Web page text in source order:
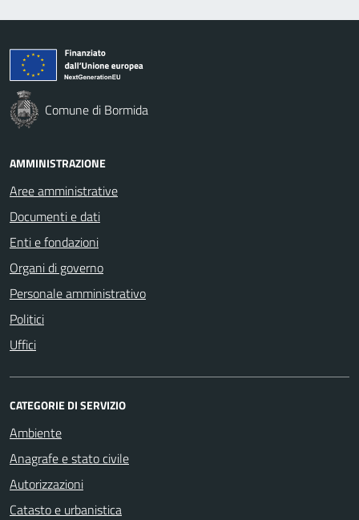
Comune di Bormida
AMMINISTRAZIONE
Aree amministrative
Documenti e dati
Enti e fondazioni
Organi di governo
Personale amministrativo
Politici
Uffici
CATEGORIE DI SERVIZIO
Ambiente
Anagrafe e stato civile
Autorizzazioni
Catasto e urbanistica